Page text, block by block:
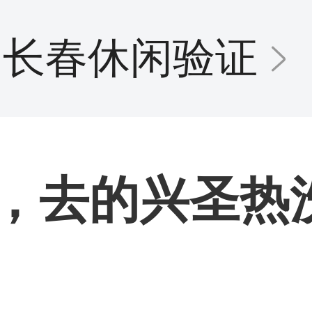
长春休闲验证
去的兴圣热